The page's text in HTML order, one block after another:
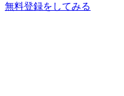
無料登録をしてみる